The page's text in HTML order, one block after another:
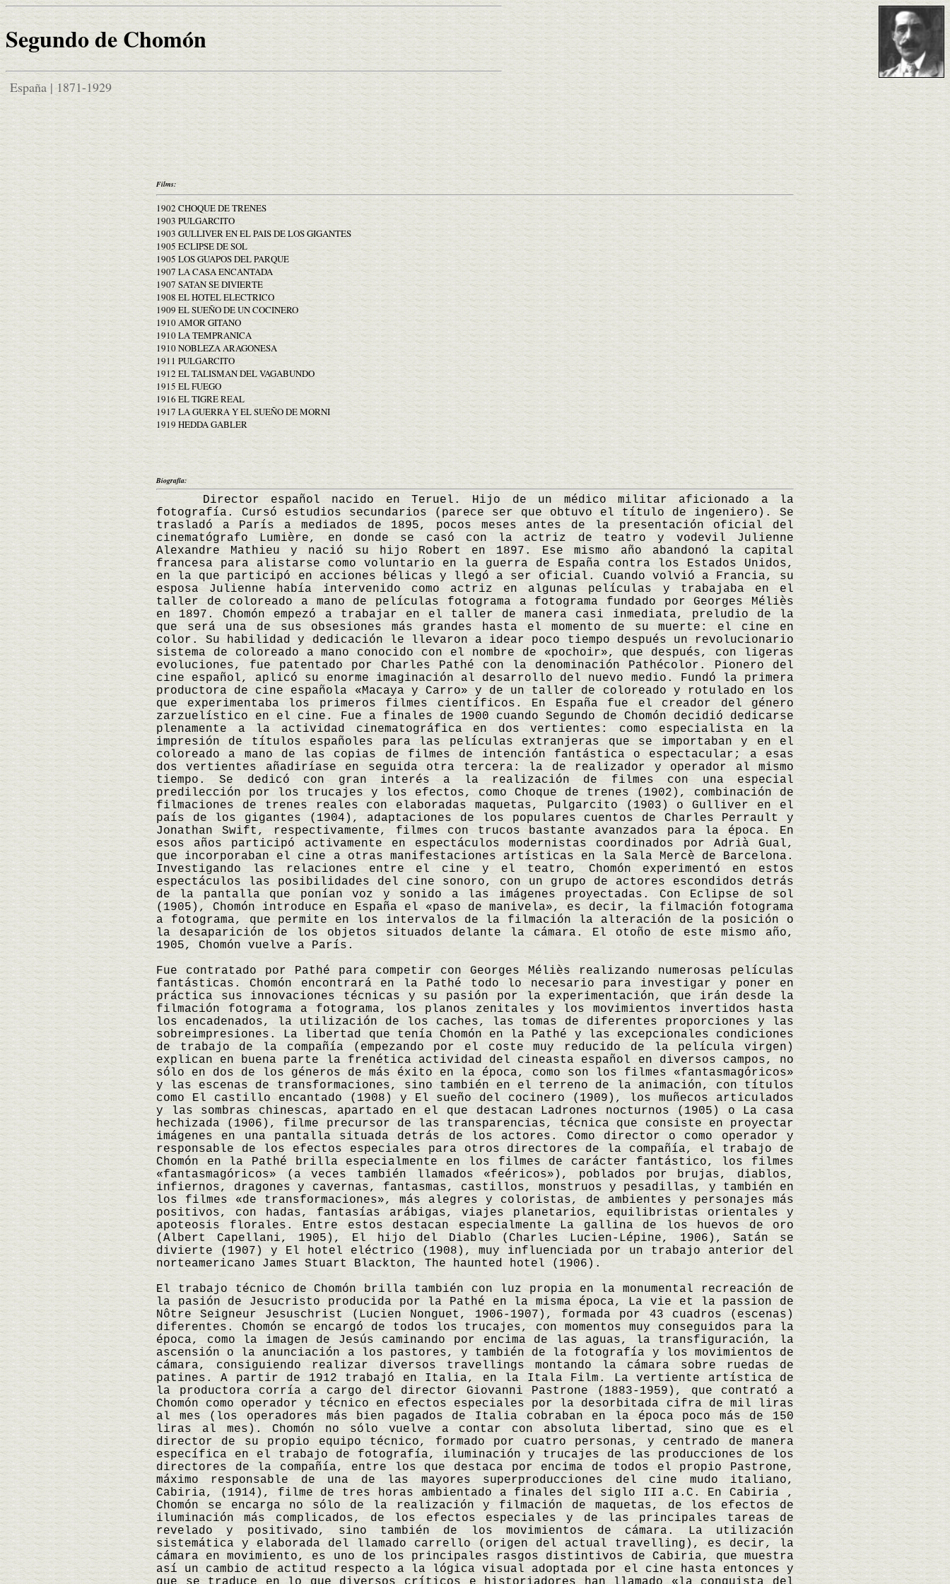
Segundo de Chomón
España | 1871-1929
Films:
1902 CHOQUE DE TRENES
1903 PULGARCITO
1903 GULLIVER EN EL PAIS DE LOS GIGANTES
1905 ECLIPSE DE SOL
1905 LOS GUAPOS DEL PARQUE
1907 LA CASA ENCANTADA
1907 SATAN SE DIVIERTE
1908 EL HOTEL ELECTRICO
1909 EL SUEÑO DE UN COCINERO
1910 AMOR GITANO
1910 LA TEMPRANICA
1910 NOBLEZA ARAGONESA
1911 PULGARCITO
1912 EL TALISMAN DEL VAGABUNDO
1915 EL FUEGO
1916 EL TIGRE REAL
1917 LA GUERRA Y EL SUEÑO DE MORNI
1919 HEDDA GABLER
Biografía:
Director español nacido en Teruel. Hijo de un médico militar aficionado a la
fotografía. Cursó estudios secundarios (parece ser que obtuvo el título de ingeniero). Se
trasladó a París a mediados de 1895, pocos meses antes de la presentación oficial del
cinematógrafo Lumière, en donde se casó con la actriz de teatro y vodevil Julienne
Alexandre Mathieu y nació su hijo Robert en 1897. Ese mismo año abandonó la capital
francesa para alistarse como voluntario en la guerra de España contra los Estados Unidos,
en la que participó en acciones bélicas y llegó a ser oficial. Cuando volvió a Francia, su
esposa Julienne había intervenido como actriz en algunas películas y trabajaba en el
taller de coloreado a mano de películas fotograma a fotograma fundado por Georges Méliès
en 1897. Chomón empezó a trabajar en el taller de manera casi inmediata, preludio de la
que será una de sus obsesiones más grandes hasta el momento de su muerte: el cine en
color. Su habilidad y dedicación le llevaron a idear poco tiempo después un revolucionario
sistema de coloreado a mano conocido con el nombre de «pochoir», que después, con ligeras
evoluciones, fue patentado por Charles Pathé con la denominación Pathécolor. Pionero del
cine español, aplicó su enorme imaginación al desarrollo del nuevo medio. Fundó la primera
productora de cine española «Macaya y Carro» y de un taller de coloreado y rotulado en los
que experimentaba los primeros filmes científicos. En España fue el creador del género
zarzuelístico en el cine. Fue a finales de 1900 cuando Segundo de Chomón decidió dedicarse
plenamente a la actividad cinematográfica en dos vertientes: como especialista en la
impresión de títulos españoles para las películas extranjeras que se importaban y en el
coloreado a mano de las copias de filmes de intención fantástica o espectacular; a esas
dos vertientes añadiríase en seguida otra tercera: la de realizador y operador al mismo
tiempo. Se dedicó con gran interés a la realización de filmes con una especial
predilección por los trucajes y los efectos, como Choque de trenes (1902), combinación de
filmaciones de trenes reales con elaboradas maquetas, Pulgarcito (1903) o Gulliver en el
país de los gigantes (1904), adaptaciones de los populares cuentos de Charles Perrault y
Jonathan Swift, respectivamente, filmes con trucos bastante avanzados para la época. En
esos años participó activamente en espectáculos modernistas coordinados por Adrià Gual,
que incorporaban el cine a otras manifestaciones artísticas en la Sala Mercè de Barcelona.
Investigando las relaciones entre el cine y el teatro, Chomón experimentó en estos
espectáculos las posibilidades del cine sonoro, con un grupo de actores escondidos detrás
de la pantalla que ponían voz y sonido a las imágenes proyectadas. Con Eclipse de sol
(1905), Chomón introduce en España el «paso de manivela», es decir, la filmación fotograma
a fotograma, que permite en los intervalos de la filmación la alteración de la posición o
la desaparición de los objetos situados delante la cámara. El otoño de este mismo año,
1905, Chomón vuelve a París.
Fue contratado por Pathé para competir con Georges Méliès realizando numerosas películas
fantásticas. Chomón encontrará en la Pathé todo lo necesario para investigar y poner en
práctica sus innovaciones técnicas y su pasión por la experimentación, que irán desde la
filmación fotograma a fotograma, los planos zenitales y los movimientos invertidos hasta
los encadenados, la utilización de los caches, las tomas de diferentes proporciones y las
sobreimpresiones. La libertad que tenía Chomón en la Pathé y las excepcionales condiciones
de trabajo de la compañía (empezando por el coste muy reducido de la película virgen)
explican en buena parte la frenética actividad del cineasta español en diversos campos, no
sólo en dos de los géneros de más éxito en la época, como son los filmes «fantasmagóricos»
y las escenas de transformaciones, sino también en el terreno de la animación, con títulos
como El castillo encantado (1908) y El sueño del cocinero (1909), los muñecos articulados
y las sombras chinescas, apartado en el que destacan Ladrones nocturnos (1905) o La casa
hechizada (1906), filme precursor de las transparencias, técnica que consiste en proyectar
imágenes en una pantalla situada detrás de los actores. Como director o como operador y
responsable de los efectos especiales para otros directores de la compañía, el trabajo de
Chomón en la Pathé brilla especialmente en los filmes de carácter fantástico, los filmes
«fantasmagóricos» (a veces también llamados «feéricos»), poblados por brujas, diablos,
infiernos, dragones y cavernas, fantasmas, castillos, monstruos y pesadillas, y también en
los filmes «de transformaciones», más alegres y coloristas, de ambientes y personajes más
positivos, con hadas, fantasías arábigas, viajes planetarios, equilibristas orientales y
apoteosis florales. Entre estos destacan especialmente La gallina de los huevos de oro
(Albert Capellani, 1905), El hijo del Diablo (Charles Lucien-Lépine, 1906), Satán se
divierte (1907) y El hotel eléctrico (1908), muy influenciada por un trabajo anterior del
norteamericano James Stuart Blackton, The haunted hotel (1906).
El trabajo técnico de Chomón brilla también con luz propia en la monumental recreación de
la pasión de Jesucristo producida por la Pathé en la misma época, La vie et la passion de
Nôtre Seigneur Jesuschrist (Lucien Nonguet, 1906-1907), formada por 43 cuadros (escenas)
diferentes. Chomón se encargó de todos los trucajes, con momentos muy conseguidos para la
época, como la imagen de Jesús caminando por encima de las aguas, la transfiguración, la
ascensión o la anunciación a los pastores, y también de la fotografía y los movimientos de
cámara, consiguiendo realizar diversos travellings montando la cámara sobre ruedas de
patines. A partir de 1912 trabajó en Italia, en la Itala Film. La vertiente artística de
la productora corría a cargo del director Giovanni Pastrone (1883-1959), que contrató a
Chomón como operador y técnico en efectos especiales por la desorbitada cifra de mil liras
al mes (los operadores más bien pagados de Italia cobraban en la época poco más de 150
liras al mes). Chomón no sólo vuelve a contar con absoluta libertad, sino que es el
director de su propio equipo técnico, formado por cuatro personas, y centrado de manera
específica en el trabajo de fotografía, iluminación y trucajes de las producciones de los
directores de la compañía, entre los que destaca por encima de todos el propio Pastrone,
máximo responsable de una de las mayores superproducciones del cine mudo italiano,
Cabiria, (1914), filme de tres horas ambientado a finales del siglo III a.C. En Cabiria ,
Chomón se encarga no sólo de la realización y filmación de maquetas, de los efectos de
iluminación más complicados, de los efectos especiales y de las principales tareas de
revelado y positivado, sino también de los movimientos de cámara. La utilización
sistemática y elaborada del llamado carrello (origen del actual travelling), es decir, la
cámara en movimiento, es uno de los principales rasgos distintivos de Cabiria, que muestra
así un cambio de actitud respecto a la lógica visual adoptada por el cine hasta entonces y